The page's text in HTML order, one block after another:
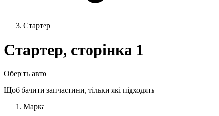
Стартер
Стартер, сторінка 1
Оберіть авто
Щоб бачити запчастини, тільки які підходять
Марка